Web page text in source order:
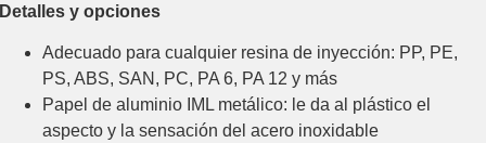
Detalles y opciones
Adecuado para cualquier resina de inyección: PP, PE,
PS, ABS, SAN, PC, PA 6, PA 12 y más
Papel de aluminio IML metálico: le da al plástico el
aspecto y la sensación del acero inoxidable